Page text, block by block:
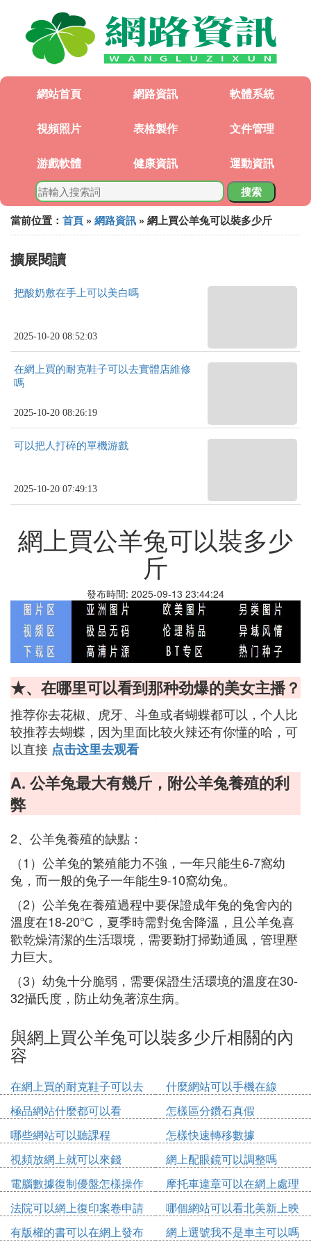
網站首頁 網路資訊 軟體系統
視頻照片 表格製作 文件管理
游戲軟體 健康資訊 運動資訊
搜索
當前位置： 首頁 » 網路資訊 » 網上買公羊兔可以裝多少斤
擴展閱讀
把酸奶敷在手上可以美白嗎
2025-10-20 08:52:03
在網上買的耐克鞋子可以去實體店維修
嗎
2025-10-20 08:26:19
可以把人打碎的單機游戲
2025-10-20 07:49:13
網上買公羊兔可以裝多少
斤
發布時間: 2025-09-13 23:44:24
★、在哪里可以看到那种劲爆的美女主播？
推荐你去花椒、虎牙、斗鱼或者蝴蝶都可以，个人比
较推荐去蝴蝶，因为里面比较火辣还有你懂的哈，可
以直接 点击这里去观看
A. 公羊兔最大有幾斤，附公羊兔養殖的利
弊
2、公羊兔養殖的缺點：
（1）公羊兔的繁殖能力不強，一年只能生6-7窩幼
兔，而一般的兔子一年能生9-10窩幼兔。
（2）公羊兔在養殖過程中要保證成年兔的兔舍內的
溫度在18-20℃，夏季時需對兔舍降溫，且公羊兔喜
歡乾燥清潔的生活環境，需要勤打掃勤通風，管理壓
力巨大。
（3）幼兔十分脆弱，需要保證生活環境的溫度在30-
32攝氏度，防止幼兔著涼生病。
與網上買公羊兔可以裝多少斤相關的內
容
在網上買的耐克鞋子可以去
實體店維修嗎
什麼網站可以手機在線
極品網站什麼都可以看
怎樣區分鑽石真假
哪些網站可以聽課程
怎樣快速轉移數據
視頻放網上就可以來錢
網上配眼鏡可以調整嗎
電腦數據復制優盤怎樣操作
摩托車違章可以在網上處理
法院可以網上復印案卷申請
書
哪個網站可以看北美新上映
電影
有版權的書可以在網上發布
網上選號我不是車主可以嗎